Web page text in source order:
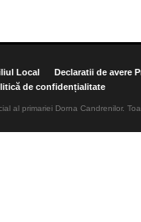
Local Declaratii de avere
de confidențialitate
al primariei Dorna Candrenilor.